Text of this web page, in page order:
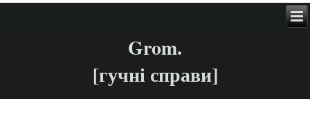
Grom.
[гучні справи]